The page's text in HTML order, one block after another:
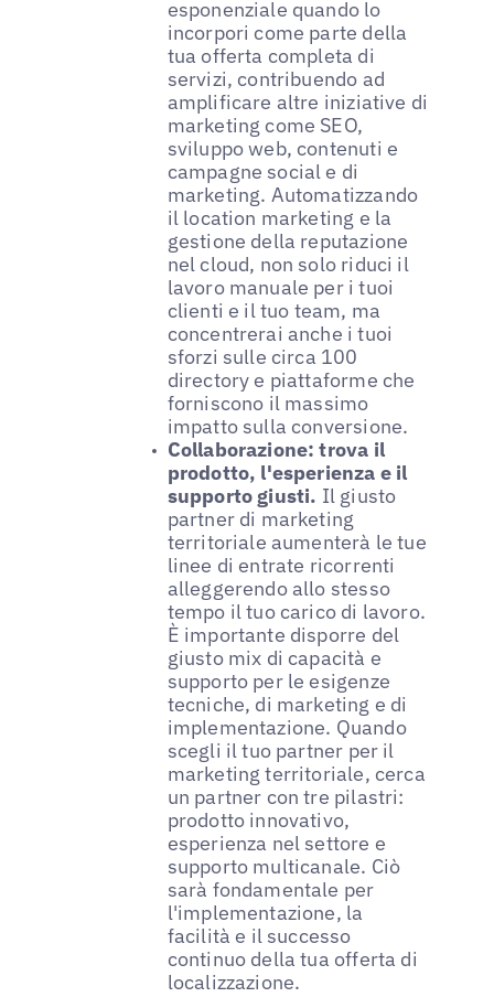
esponenziale quando lo
incorpori come parte della
tua offerta completa di
servizi, contribuendo ad
amplificare altre iniziative di
marketing come SEO,
sviluppo web, contenuti e
campagne social e di
marketing. Automatizzando
il location marketing e la
gestione della reputazione
nel cloud, non solo riduci il
lavoro manuale per i tuoi
clienti e il tuo team, ma
concentrerai anche i tuoi
sforzi sulle circa 100
directory e piattaforme che
forniscono il massimo
impatto sulla conversione.
Collaborazione: trova il
prodotto, l'esperienza e il
supporto giusti. Il giusto
partner di marketing
territoriale aumenterà le tue
linee di entrate ricorrenti
alleggerendo allo stesso
tempo il tuo carico di lavoro.
È importante disporre del
giusto mix di capacità e
supporto per le esigenze
tecniche, di marketing e di
implementazione. Quando
scegli il tuo partner per il
marketing territoriale, cerca
un partner con tre pilastri:
prodotto innovativo,
esperienza nel settore e
supporto multicanale. Ciò
sarà fondamentale per
l'implementazione, la
facilità e il successo
continuo della tua offerta di
localizzazione.